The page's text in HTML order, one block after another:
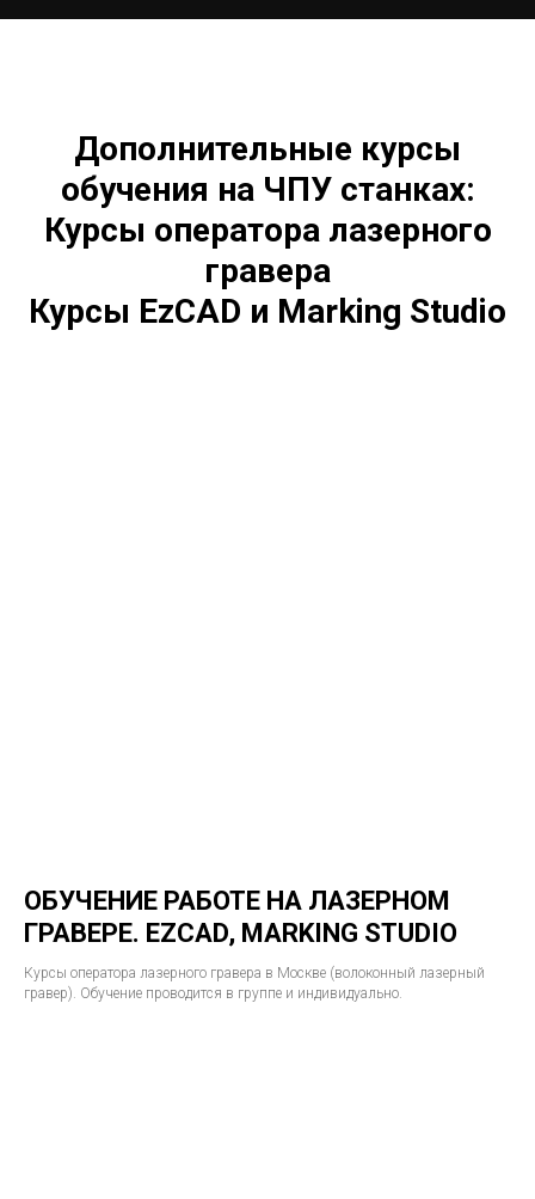
Дополнительные курсы
обучения на ЧПУ станках:
Курсы оператора лазерного
гравера
Курсы EzCAD и Marking Studio
ОБУЧЕНИЕ РАБОТЕ НА ЛАЗЕРНОМ
ГРАВЕРЕ. EZCAD, MARKING STUDIO
Курсы оператора лазерного гравера в Москве (волоконный лазерный
гравер). Обучение проводится в группе и индивидуально.